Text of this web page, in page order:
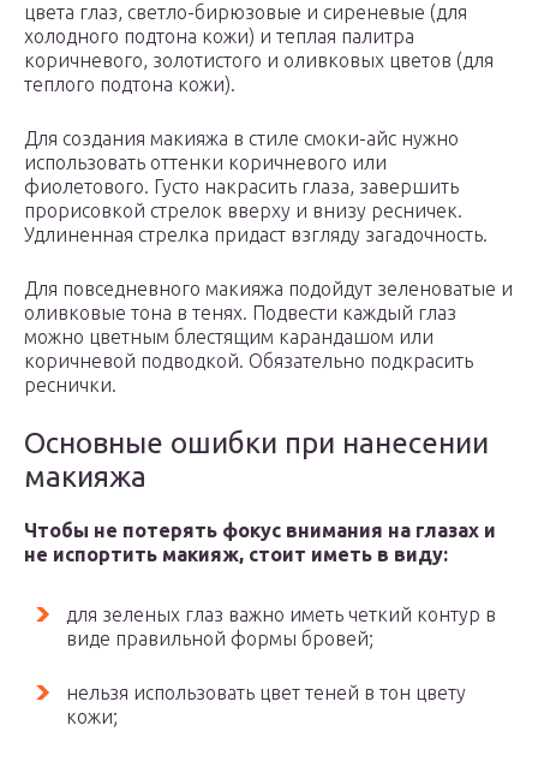
цвета глаз, светло-бирюзовые и сиреневые (для
холодного подтона кожи) и теплая палитра
коричневого, золотистого и оливковых цветов (для
теплого подтона кожи).
Для создания макияжа в стиле смоки-айс нужно
использовать оттенки коричневого или
фиолетового. Густо накрасить глаза, завершить
прорисовкой стрелок вверху и внизу ресничек.
Удлиненная стрелка придаст взгляду загадочность.
Для повседневного макияжа подойдут зеленоватые и
оливковые тона в тенях. Подвести каждый глаз
можно цветным блестящим карандашом или
коричневой подводкой. Обязательно подкрасить
реснички.
Основные ошибки при нанесении
макияжа
Чтобы не потерять фокус внимания на глазах и
не испортить макияж, стоит иметь в виду:
для зеленых глаз важно иметь четкий контур в
виде правильной формы бровей;
нельзя использовать цвет теней в тон цвету
кожи;